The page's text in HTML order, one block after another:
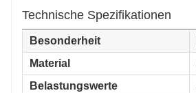
Technische Spezifikationen
Besonderheit
Material
Belastungswerte